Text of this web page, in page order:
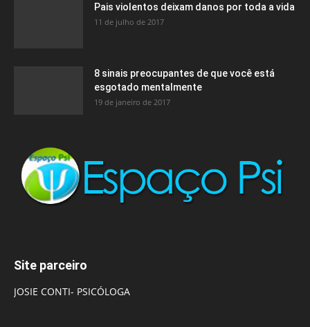
Pais violentos deixam danos por toda a vida
11 de julho de 2017
8 sinais preocupantes de que você está
esgotado mentalmente
19 de janeiro de 2017
Site parceiro
JOSIE CONTI- PSICÓLOGA